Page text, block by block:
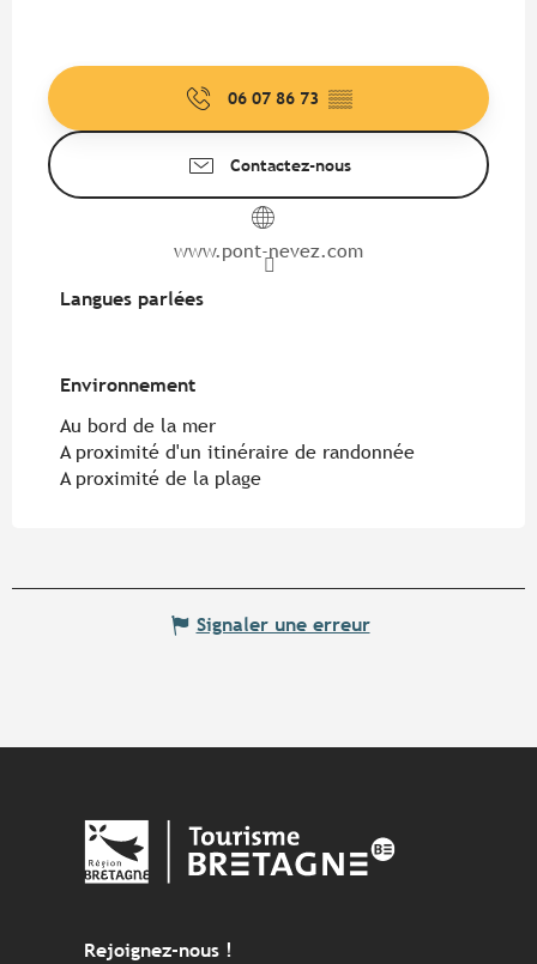
06 07 86 73 ▒▒
Contactez-nous
www.pont-nevez.com
Langues parlées
Langues parlées
Environnement
Environnement
Au bord de la mer
A proximité d'un itinéraire de randonnée
A proximité de la plage
Signaler une erreur
Rejoignez-nous !